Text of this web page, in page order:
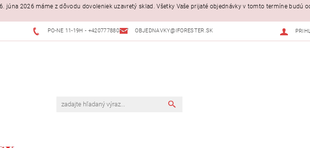
júna 2026 máme z dôvodu dovoleniek uzavretý sklad. Všetky Vaše prijaté objednávky v tomto termíne budú
PO-NE 11-19H - +420777880397 OBJEDNAVKY@IFORESTER.SK